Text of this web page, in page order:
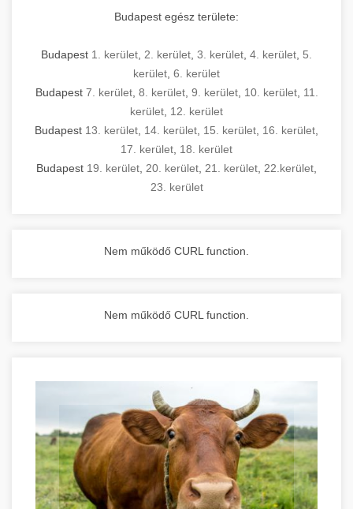
Budapest egész területe:
Budapest 1. kerület 2. kerület 3. kerület 4. kerület 5.
kerület 6. kerület
Budapest 7. kerület, 8. kerület, 9. kerület, 10. kerület, 11.
kerület 12. kerület
Budapest 13. kerület 14. kerület 15. kerület 16. kerület
17. kerület 18. kerület
Budapest 19. kerület 20. kerület 21. kerület 22.kerület
23. kerület
Nem működő CURL function.
Nem működő CURL function.